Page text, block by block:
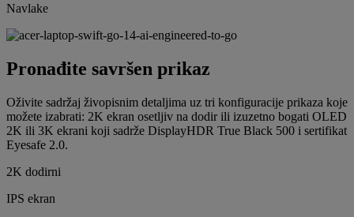
Navlake
Pronađite savršen prikaz
Oživite sadržaj živopisnim detaljima uz tri konfiguracije prikaza koje
možete izabrati: 2K ekran osetljiv na dodir ili izuzetno bogati OLED
2K ili 3K ekrani koji sadrže DisplayHDR True Black 500 i sertifikat
Eyesafe 2.0.
2K dodirni
IPS ekran